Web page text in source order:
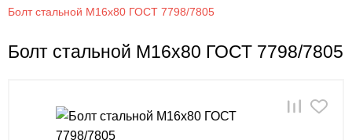
Болт стальной М16х80 ГОСТ 7798/7805
Болт стальной М16х80 ГОСТ 7798/7805
ул.